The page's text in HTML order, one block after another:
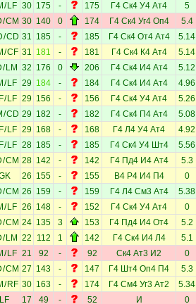
/ LF 30 175 - 175 Г4 Ск4 У4 Ат4 5
/CM 30 140 0 174 Г4 Ск4 Уг4 Оп4 5.4
/CD 31 185 - 185 Г4 Ск4 От4 Ат4 5.14
/CF 31 181 - 181 Г4 Ск4 К4 Ат4 5.14
/ LM 32 176 0 206 Г4 Ск4 И4 Ат4 5.12
/ LF 29 184 - 184 Г4 Ск4 И4 Ат4 4.96
/LF 29 156 - 156 Г4 Ск4 У4 Ат4 5.26
/CD 29 182 - 182 Г4 Ск4 П4 Ат4 5.08
/LF 29 168 - 168 Г4 Л4 У4 Ат4 4.92
/LF 28 185 - 185 Г4 Ск4 У4 Шт4 5.56
/CM 28 142 - 142 Г4 Пд4 И4 Ат4 5.3
26 155 - 155 В4 Р4 И4 П4 0
/CM 26 159 - 159 Г4 Л4 См3 Ат4 5.38
/ LF 26 148 - 152 Г4 Ск4 У4 Ат4 0
/CM 24 135 3 153 Г4 Пд4 И4 От4 5.2
/ LM 22 112 1 142 Г4 Ск4 И4 Л4 5.1
/ LF 21 92 - 92 Ск4 Ат3 И2 0
/CM 27 143 - 147 Г4 Шт4 Оп4 П4 5.3
/ RF 30 163 - 174 Г4 См4 Уг3 Ат2 5.34
LF 17 49 - 52 И 0